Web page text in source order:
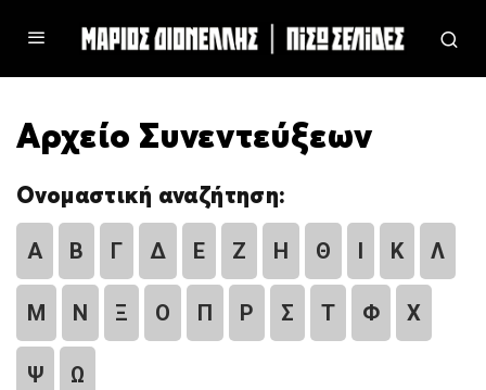
Αρχείο Συνεντεύξεων
Ονομαστική αναζήτηση:
Α Β Γ Δ Ε Ζ Η Θ Ι Κ Λ
Μ Ν Ξ Ο Π Ρ Σ Τ Φ Χ
Ψ Ω